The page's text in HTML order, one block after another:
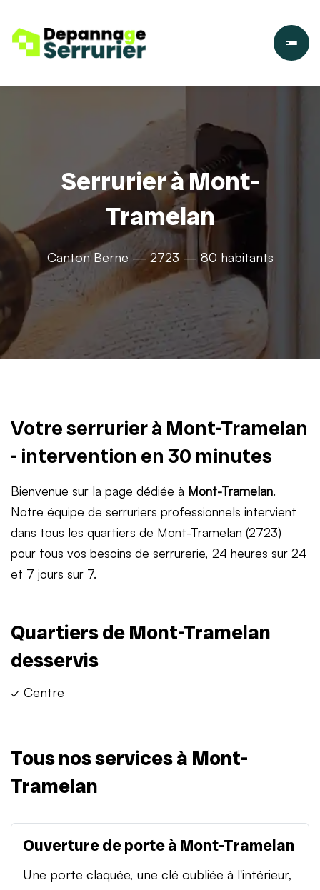
Serrurier à Mont-
Tramelan
Canton Berne — 2723 — 80 habitants
Votre serrurier à Mont-Tramelan
- intervention en 30 minutes
Bienvenue sur la page dédiée à Mont-Tramelan.
Notre équipe de serruriers professionnels intervient
dans tous les quartiers de Mont-Tramelan (2723)
pour tous vos besoins de serrurerie, 24 heures sur 24
et 7 jours sur 7.
Quartiers de Mont-Tramelan
desservis
✓ Centre
Tous nos services à Mont-
Tramelan
Ouverture de porte à Mont-Tramelan
Une porte claquée, une clé oubliée à l'intérieur,